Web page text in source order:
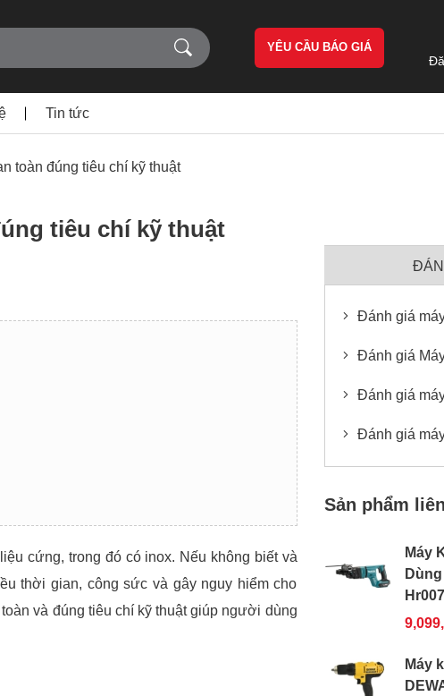
YÊU CẦU BÁO GIÁ
Tin tức
toàn đúng tiêu chí kỹ thuật
tiêu chí kỹ thuật
cứng, trong đó có inox. Nếu không biết và
thời gian, công sức và gây nguy hiểm cho
và đúng tiêu chí kỹ thuật giúp người dùng
Đánh giá
Đánh giá
Đánh giá
Đánh giá
Sản phẩm
Máy
Máy